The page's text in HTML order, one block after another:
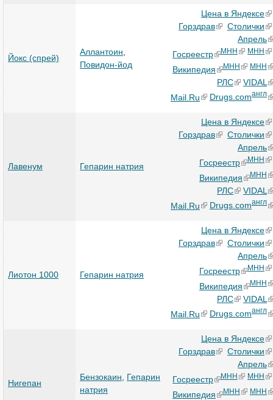
Йокс (спрей)
Аллантоин
Повидон-йод
Цена в Яндексе
Горздрав
Столички
Апрель
Госреестр
МНН МНН
Википедия МНН МНН
РЛС
VIDAL
Mail.Ru
Drugs.comангл
Лавенум Гепарин натрия
Цена в Яндексе
Горздрав
Столички
Апрель
Госреестр
МНН
Википедия МНН
РЛС
VIDAL
Mail.Ru
Drugs.comангл
Лиотон 1000 Гепарин натрия
Цена в Яндексе
Горздрав
Столички
Апрель
Госреестр
МНН
Википедия МНН
РЛС
VIDAL
Mail.Ru
Drugs.comангл
Нигепан
Бензокаин
Гепарин
натрия
Цена в Яндексе
Горздрав
Столички
Апрель
Госреестр
МНН МНН
Википедия МНН МНН